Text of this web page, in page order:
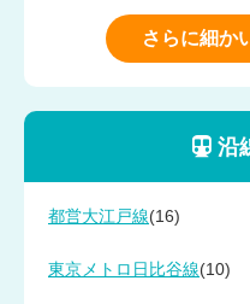
さらに細か
沿
都営大江戸線(16)
東京メトロ日比谷線(10)